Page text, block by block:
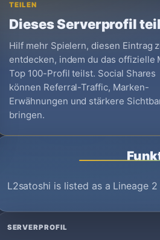
TEILEN
Dieses Serverprofil
Hilf mehr Spielern, diesen Eintrag
entdecken, indem du das offizielle
Top 100-Profil teilst. Social Shares
können Referral-Traffic, Marken-
Erwähnungen und stärkere
bringen.
L2satoshi is listed as a Lineage
SERVERPROFIL